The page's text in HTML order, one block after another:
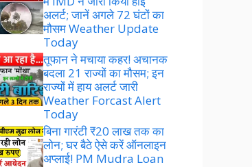
अलर्ट; जानें अगले 72 घंटों का
मौसम Weather Update
Today
तूफान ने मचाया कहर! अचानक
बदला 21 राज्यों का मौसम; इन
राज्यों में हाय अलर्ट जारी
Weather Forcast Alert
Today
बिना गारंटी ₹20 लाख तक का
लोन; घर बैठे ऐसे करें ऑनलाइन
अप्लाई! PM Mudra Loan